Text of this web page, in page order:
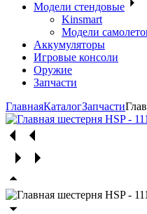
Модели стендовые
Kinsmart
Модели
Аккумуляторы
Игровые консоли
Оружие
Запчасти
ГлавнаяКаталогЗапчасти